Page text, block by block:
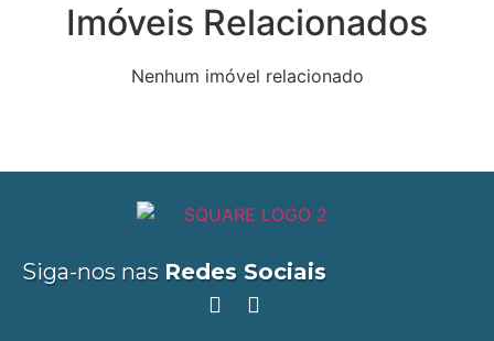
Imóveis Relacionados
Nenhum imóvel relacionado
Siga-nos nas Redes Sociais